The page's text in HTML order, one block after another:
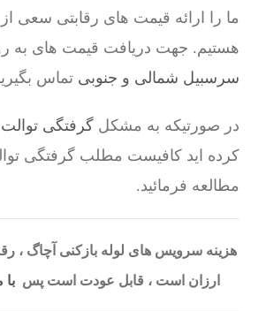
ما را ارائه قیمت های رقابتی سعی
هستیم. جهت دریافت قیمت های به
سرسبیل شمالی و جنوبی تماس
در صورتیکه به مشکل گرفتگی
کرده اید کافیست مطلب گرفتگی
مطالعه فرمائید.
هزینه سرویس های لوله بازکنی آچاگ ،
ارزان است ، قابل عودت است پس